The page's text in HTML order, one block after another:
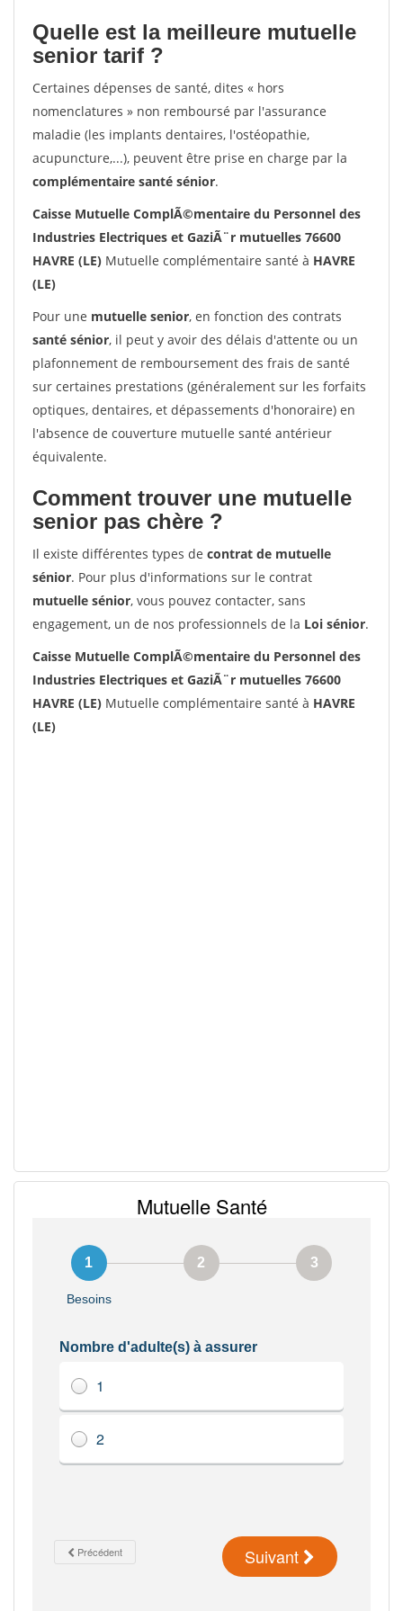
Quelle est la meilleure mutuelle
senior tarif ?
Certaines dépenses de santé, dites « hors
nomenclatures » non remboursé par l'assurance
maladie (les implants dentaires, l'ostéopathie,
acupuncture,...), peuvent être prise en charge par la
complémentaire santé sénior.
Caisse Mutuelle ComplÃ©mentaire du Personnel des
Industries Electriques et GaziÃ¨r mutuelles 76600
HAVRE (LE) Mutuelle complémentaire santé à HAVRE
(LE)
Pour une mutuelle senior, en fonction des contrats
santé sénior, il peut y avoir des délais d'attente ou un
plafonnement de remboursement des frais de santé
sur certaines prestations (généralement sur les forfaits
optiques, dentaires, et dépassements d'honoraire) en
l'absence de couverture mutuelle santé antérieur
équivalente.
Comment trouver une mutuelle
senior pas chère ?
Il existe différentes types de contrat de mutuelle
sénior. Pour plus d'informations sur le contrat
mutuelle sénior, vous pouvez contacter, sans
engagement, un de nos professionnels de la Loi sénior.
Caisse Mutuelle ComplÃ©mentaire du Personnel des
Industries Electriques et GaziÃ¨r mutuelles 76600
HAVRE (LE) Mutuelle complémentaire santé à HAVRE
(LE)